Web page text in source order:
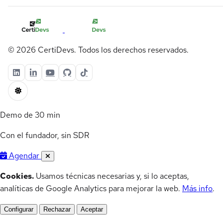
© 2026 CertiDevs. Todos los derechos reservados.
Demo de 30 min
Con el fundador, sin SDR
Agendar
Cookies. Usamos técnicas necesarias y, si lo aceptas,
analíticas de Google Analytics para mejorar la web. Más info.
Configurar Rechazar Aceptar